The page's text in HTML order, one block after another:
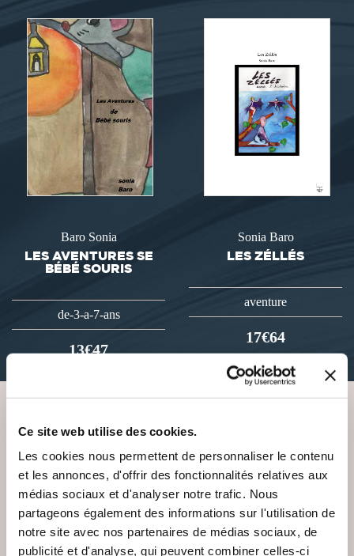
Ce site web utilise des cookies.
Les cookies nous permettent de personnaliser le contenu
et les annonces, d'offrir des fonctionnalités relatives aux
médias sociaux et d'analyser notre trafic. Nous
partageons également des informations sur l'utilisation de
notre site avec nos partenaires de médias sociaux, de
publicité et d'analyse, qui peuvent combiner celles-ci
Baro Sonia
LES AVENTURES SE
BÉBÉ SOURIS
de-3-a-7-ans
13€47
Sonia Baro
LES ZÉLLÉS
aventure
17€64
VOUS AIMEREZ AUSSI
NEW